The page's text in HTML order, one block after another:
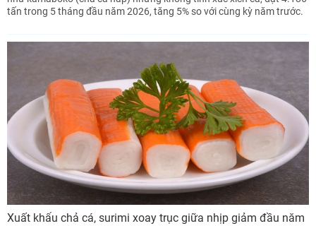
tấn trong 5 tháng đầu năm 2026, tăng 5% so với cùng kỳ năm trước.
Xuất khẩu chả cá, surimi xoay trục giữa nhịp giảm đầu năm